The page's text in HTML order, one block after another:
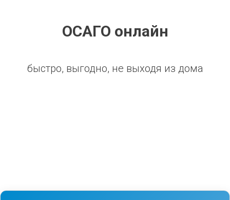
ОСАГО онлайн
быстро, выгодно, не выходя из дома